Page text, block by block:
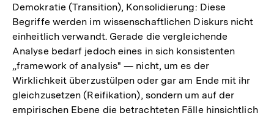
Demokratie (Transition), Konsolidierung: Diese
Begriffe werden im wissenschaftlichen Diskurs nicht
einheitlich verwandt. Gerade die vergleichende
Analyse bedarf jedoch eines in sich konsistenten
„framework of analysis" — nicht, um es der
Wirklichkeit überzustülpen oder gar am Ende mit ihr
gleichzusetzen (Reifikation), sondern um auf der
empirischen Ebene die betrachteten Fälle hinsichtlich